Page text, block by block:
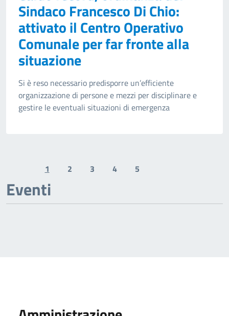
Sindaco Francesco Di Chio:
attivato il Centro Operativo
Comunale per far fronte alla
situazione
Si è reso necessario predisporre un’efficiente
organizzazione di persone e mezzi per disciplinare e
gestire le eventuali situazioni di emergenza
Previous page
1 2 3 4 5
Eventi